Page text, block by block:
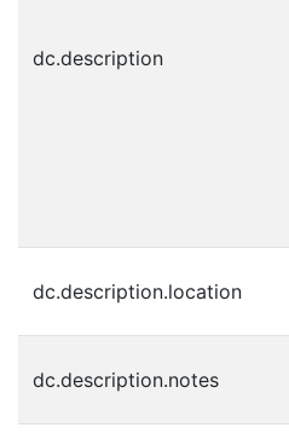
dc.description
dc.description.location
dc.description.notes